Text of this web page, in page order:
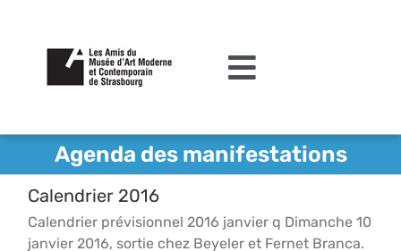
contenu
Toggle
L’association
Agenda
Actualités
Agenda des manifestations
Calendrier 2016
Calendrier prévisionnel 2016 janvier q Dimanche 10
janvier 2016, sortie chez Beyeler et Fernet Branca.